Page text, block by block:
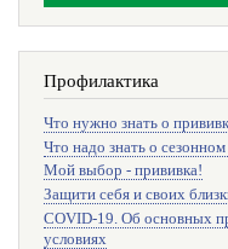
Профилактика
Что нужно знать о
Что надо знать о
Мой выбор - прививка!
Защити себя и своих
COVID-19. Об основных
условиях